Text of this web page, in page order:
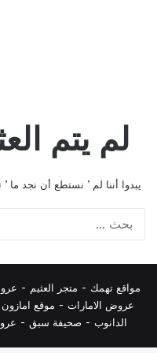
لم يتم
يبدوا أننا لم ’ نستطع أن نجد
مواقع تهمك - متجر العثيم -
عروض الامارات - موقع امازون
الدانوب - صحيفة سبق -